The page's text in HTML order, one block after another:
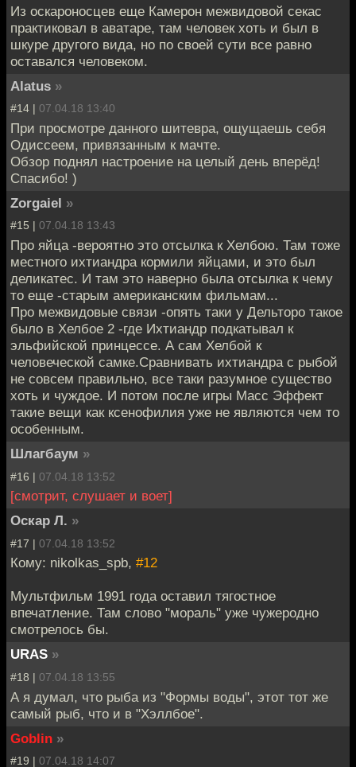
Из оскароносцев еще Камерон межвидовой секас
практиковал в аватаре, там человек хоть и был в
шкуре другого вида, но по своей сути все равно
оставался человеком.
Alatus »
#14 | 07.04.18 13:40
При просмотре данного шитевра, ощущаешь себя
Одиссеем, привязанным к мачте.
Обзор поднял настроение на целый день вперёд!
Спасибо! )
Zorgaiel »
#15 | 07.04.18 13:43
Про яйца -вероятно это отсылка к Хелбою. Там тоже
местного ихтиандра кормили яйцами, и это был
деликатес. И там это наверно была отсылка к чему
то еще -старым американским фильмам...
Про межвидовые связи -опять таки у Дельторо такое
было в Хелбое 2 -где Ихтиандр подкатывал к
эльфийской принцессе. А сам Хелбой к
человеческой самке.Сравнивать ихтиандра с рыбой
не совсем правильно, все таки разумное существо
хоть и чуждое. И потом после игры Масс Эффект
такие вещи как ксенофилия уже не являются чем то
особенным.
Шлагбаум »
#16 | 07.04.18 13:52
[смотрит, слушает и воет]
Оскар Л. »
#17 | 07.04.18 13:52
Кому: nikolkas_spb, #12
Мультфильм 1991 года оставил тягостное
впечатление. Там слово "мораль" уже чужеродно
смотрелось бы.
URAS »
#18 | 07.04.18 13:55
А я думал, что рыба из "Формы воды", этот тот же
самый рыб, что и в "Хэллбое".
Goblin »
#19 | 07.04.18 14:07